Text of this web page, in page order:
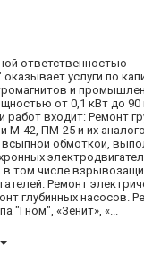
ответственностью
услуги по
и
от 0,1 кВт до 90
работ входит: Ремонт
М-42, ПМ-25 и их
всыпной обмоткой,
в том числе
Ремонт
глубинных насосов.
"Гном", «Зенит», «...